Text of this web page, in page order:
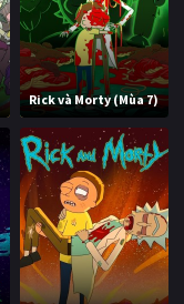
Rick và Morty (Mùa 7)